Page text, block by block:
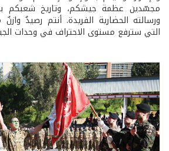
مجسّدين عظمة جيشكم، وتاريخ شعبكم
ورسالته الحضارية الفريدة. أنتم رصيدٌ
التي سترفع مستوى الاحتراف في وحدات